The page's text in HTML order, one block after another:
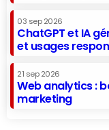
03 sep 2026
ChatGPT et IA
et usages
21 sep 2026
Web analytics :
marketing